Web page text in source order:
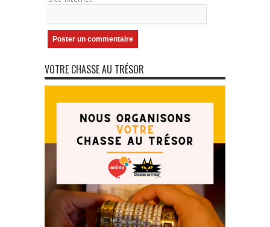
VOTRE CHASSE AU TRÉSOR